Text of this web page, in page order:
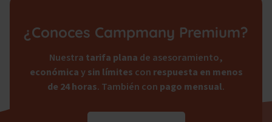
¿Conoces Campmany Premium?
Nuestra tarifa plana de asesoramiento,
económicaysin límites con respuesta en menos
de 24 horas. También con pago mensual.